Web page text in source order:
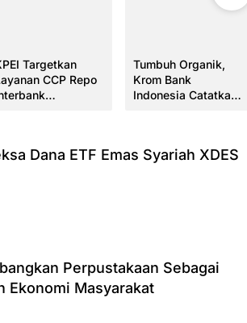
Targetkan
CCP Repo
Tumbuh Organik,
Krom Bank
Indonesia Catatkan
Dana ETF Emas Syariah XDES
Perpustakaan Sebagai
Ekonomi Masyarakat